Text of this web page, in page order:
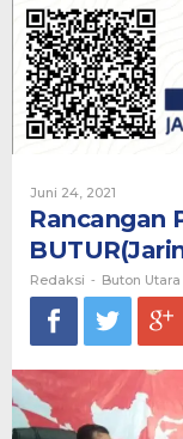
Juni 24, 2021
Rancangan
Redaksi - Buton Utara